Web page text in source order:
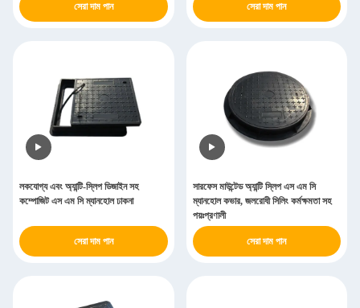
সেরা দাম পান সেরা দাম পান
লকযোগ্য এবং অ্যান্টি-স্লিপ ডিজাইন সহ
কম্পোজিট এস এম সি ম্যানহোল ঢাকনা
সেরা দাম পান
সারফেস মাউন্টেড অ্যান্টি স্লিপ এস এম সি
ম্যানহোল কভার, জলরোধী সিলিং কর্মক্ষমতা সহ
পয়ঃপ্রণালী
সেরা দাম পান